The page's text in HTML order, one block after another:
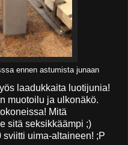
ennen astumista junaan
laadukkaita luotijunia!
muotoilu ja ulkonäkö.
Mitä
sitä seksikkäämpi ;)
uima-altaineen! ;P